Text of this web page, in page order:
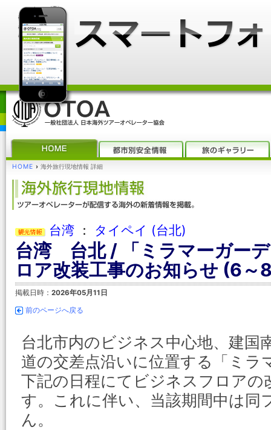
HOME › 海外旅行現地情報 詳細
台湾 ： タイペイ (台北)
台湾 台北 / 「ミラマーガー
ロア改装工事のお知らせ (6～
掲載日時： 2026年05月11日
前のページへ戻る
台北市内のビジネス中心地、建国
道の交差点沿いに位置する「ミラ
下記の日程にてビジネスフロアの
す。これに伴い、当該期間中は同
ん。